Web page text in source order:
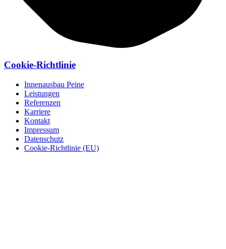
Cookie-Richtlinie
Innenausbau Peine
Leistungen
Referenzen
Karriere
Kontakt
Impressum
Datenschutz
Cookie-Richtlinie (EU)